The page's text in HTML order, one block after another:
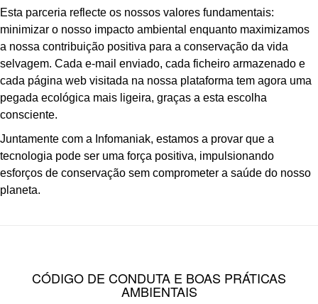
Esta parceria reflecte os nossos valores fundamentais:
minimizar o nosso impacto ambiental enquanto maximizamos
a nossa contribuição positiva para a conservação da vida
selvagem. Cada e-mail enviado, cada ficheiro armazenado e
cada página web visitada na nossa plataforma tem agora uma
pegada ecológica mais ligeira, graças a esta escolha
consciente.
Juntamente com a Infomaniak, estamos a provar que a
tecnologia pode ser uma força positiva, impulsionando
esforços de conservação sem comprometer a saúde do nosso
planeta.
CÓDIGO DE CONDUTA E BOAS PRÁTICAS
AMBIENTAIS